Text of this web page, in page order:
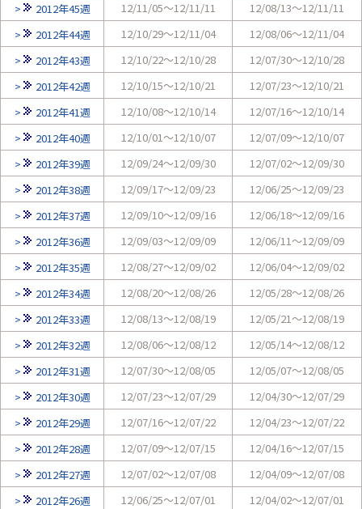
2012年45週
12/11/05～12/11/11
12/08/13～12/11/11
2012年44週
12/10/29～12/11/04
12/08/06～12/11/04
2012年43週
12/10/22～12/10/28
12/07/30～12/10/28
2012年42週
12/10/15～12/10/21
12/07/23～12/10/21
2012年41週
12/10/08～12/10/14
12/07/16～12/10/14
2012年40週
12/10/01～12/10/07
12/07/09～12/10/07
2012年39週
12/09/24～12/09/30
12/07/02～12/09/30
2012年38週
12/09/17～12/09/23
12/06/25～12/09/23
2012年37週
12/09/10～12/09/16
12/06/18～12/09/16
2012年36週
12/09/03～12/09/09
12/06/11～12/09/09
2012年35週
12/08/27～12/09/02
12/06/04～12/09/02
2012年34週
12/08/20～12/08/26
12/05/28～12/08/26
2012年33週
12/08/13～12/08/19
12/05/21～12/08/19
2012年32週
12/08/06～12/08/12
12/05/14～12/08/12
2012年31週
12/07/30～12/08/05
12/05/07～12/08/05
2012年30週
12/07/23～12/07/29
12/04/30～12/07/29
2012年29週
12/07/16～12/07/22
12/04/23～12/07/22
2012年28週
12/07/09～12/07/15
12/04/16～12/07/15
2012年27週
12/07/02～12/07/08
12/04/09～12/07/08
2012年26週
12/06/25～12/07/01
12/04/02～12/07/01